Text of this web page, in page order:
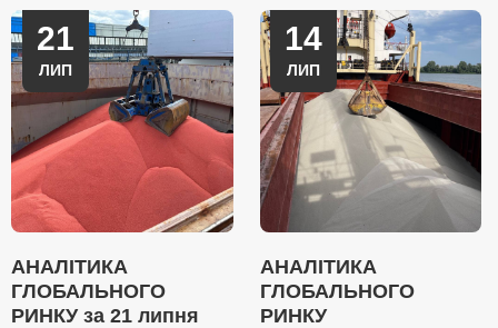
21
ЛИП
АНАЛІТИКА
ГЛОБАЛЬНОГО
РИНКУ за 21 липня
14
ЛИП
АНАЛІТИКА
ГЛОБАЛЬНОГО
РИНКУ